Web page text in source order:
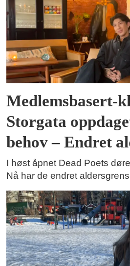
Medlemsbasert-
Storgata
behov – Endret
I høst åpnet Dead Poets
Nå har de endret